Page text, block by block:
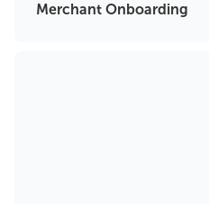
Merchant Onboarding